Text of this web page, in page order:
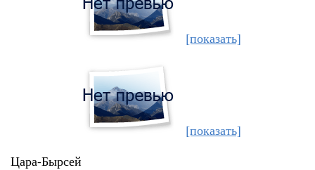
[показать]
[показать]
Цара-Бырсей